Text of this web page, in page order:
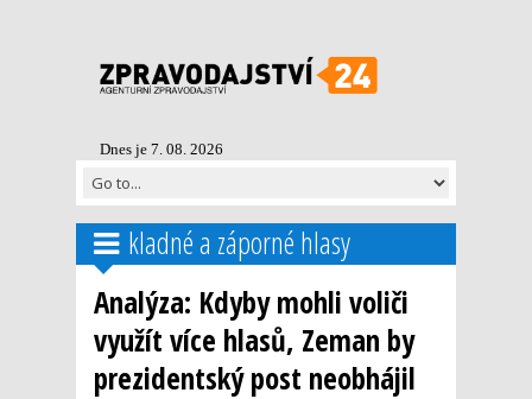
Dnes je 7. 08. 2026
kladné a záporné hlasy
Analýza: Kdyby mohli voliči
využít více hlasů, Zeman by
prezidentský post neobhájil